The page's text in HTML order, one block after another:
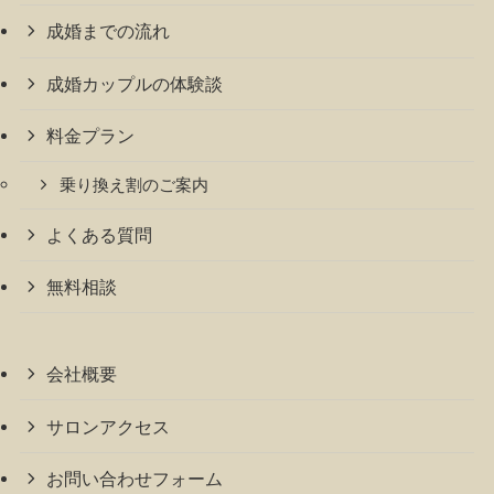
成婚までの流れ
成婚カップルの体験談
料金プラン
乗り換え割のご案内
よくある質問
無料相談
会社概要
サロンアクセス
お問い合わせフォーム